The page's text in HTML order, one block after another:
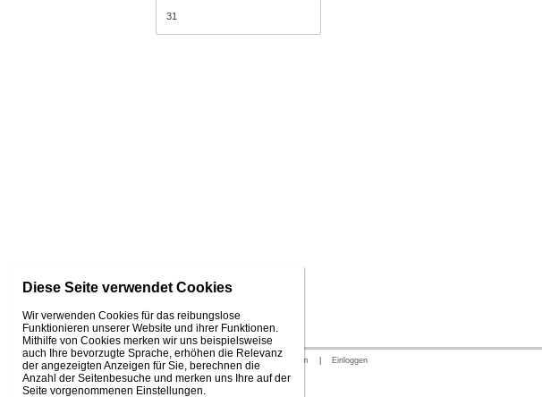
31
© 2026 WEXBO | www.wexbo.com Einloggen
Diese Seite verwendet Cookies
Wir verwenden Cookies für das reibungslose
Funktionieren unserer Website und ihrer Funktionen.
Mithilfe von Cookies merken wir uns beispielsweise
auch Ihre bevorzugte Sprache, erhöhen die Relevanz
der angezeigten Anzeigen für Sie, berechnen die
Anzahl der Seitenbesuche und merken uns Ihre auf der
Seite vorgenommenen Einstellungen.